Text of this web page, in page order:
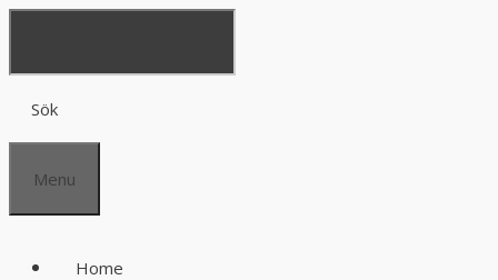
Sök
Menu
Home